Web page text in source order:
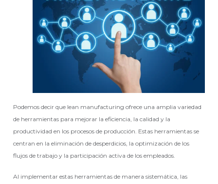
Podemos decir que lean manufacturing ofrece una amplia variedad
de herramientas para mejorar la eficiencia, la calidad y la
productividad en los procesos de producción. Estas herramientas se
centran en la eliminación de desperdicios, la optimización de los
flujos de trabajo y la participación activa de los empleados.
Al implementar estas herramientas de manera sistemática, las